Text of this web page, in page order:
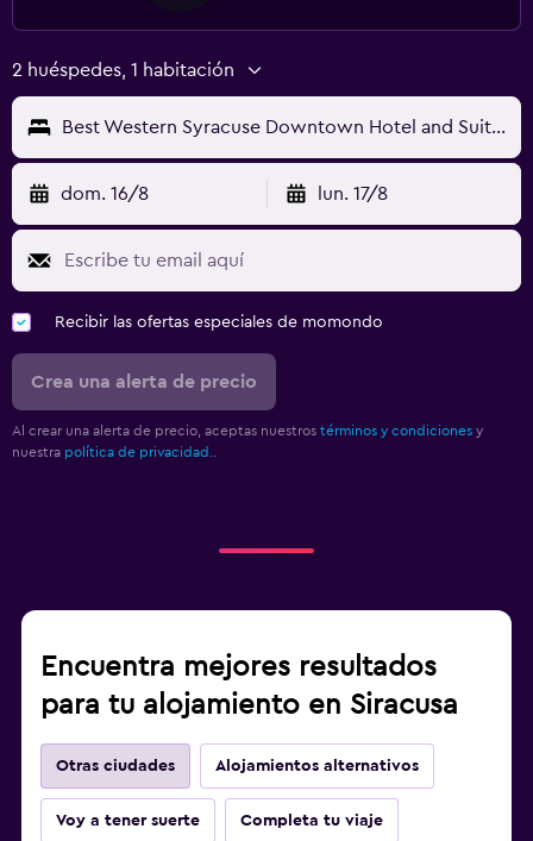
2 huéspedes, 1 habitación
Best Western Syracuse Downtown Hotel and Suites
dom. 16/8 lun. 17/8
Recibir las ofertas especiales de momondo
Crea una alerta de precio
Al crear una alerta de precio, aceptas nuestros términos y condiciones y
nuestra política de privacidad.
Encuentra mejores resultados
para tu alojamiento en Siracusa
Otras ciudades Alojamientos alternativos
Voy a tener suerte Completa tu viaje